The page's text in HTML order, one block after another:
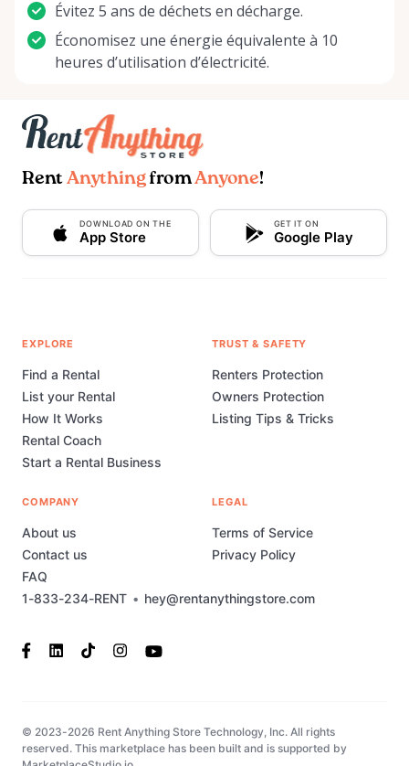
Évitez 5 ans de déchets en décharge.
Économisez une énergie équivalente à 10
heures d’utilisation d’électricité.
Rent AnythingfromAnyone!
DOWNLOAD ON THE
App Store
GET IT ON
Google Play
1-833-234-RENT • hey@rentanythingstore.com
EXPLORE
Find a Rental
List your Rental
How It Works
Rental Coach
Start a Rental Business
TRUST & SAFETY
Renters Protection
Owners Protection
Listing Tips & Tricks
COMPANY
About us
Contact us
FAQ
LEGAL
Terms of Service
Privacy Policy
© 2023-2026 Rent Anything Store Technology, Inc. All rights
reserved. This marketplace has been built and is supported by